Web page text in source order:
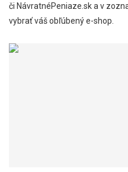
či NávratnéPeniaze.sk a v
vybrať váš obľúbený e-shop.